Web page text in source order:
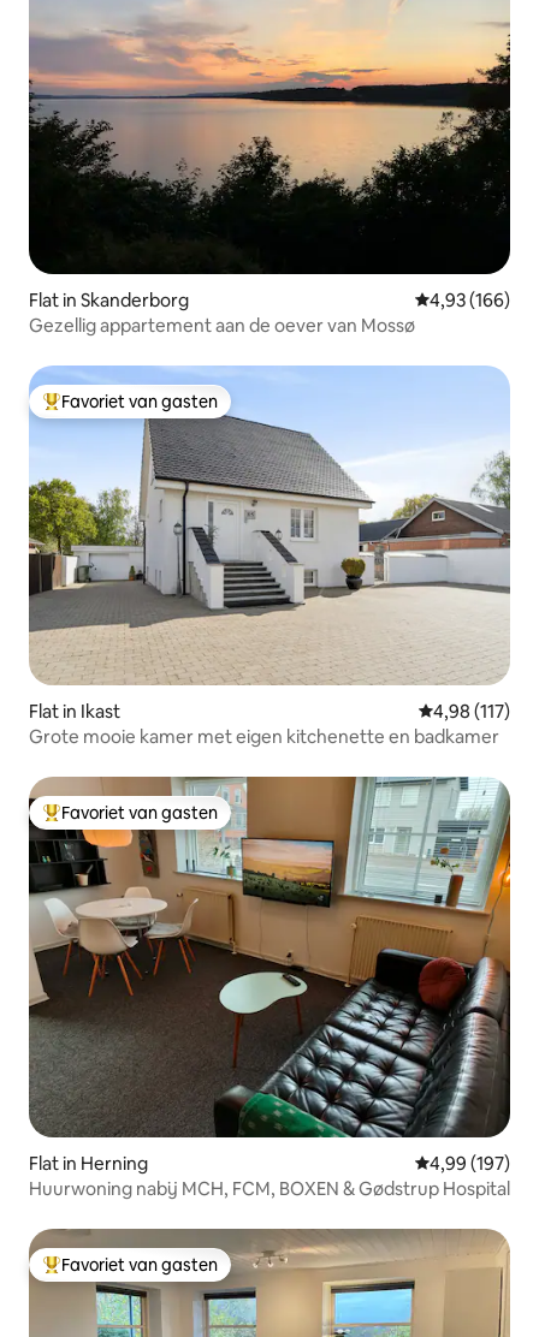
Flat in Skanderborg Gemiddelde
4,93 (166)
Gezellig appartement aan de oever van Mossø
Topfavoriet van gasten
Favoriet van gasten
Flat in Ikast Gemiddelde
4,98 (117)
Grote mooie kamer met eigen kitchenette en badkamer
Topfavoriet van gasten
Favoriet van gasten
Flat in Herning Gemiddelde
4,99 (197)
Huurwoning nabij MCH, FCM, BOXEN & Gødstrup Hospital
Topfavoriet van gasten
Favoriet van gasten